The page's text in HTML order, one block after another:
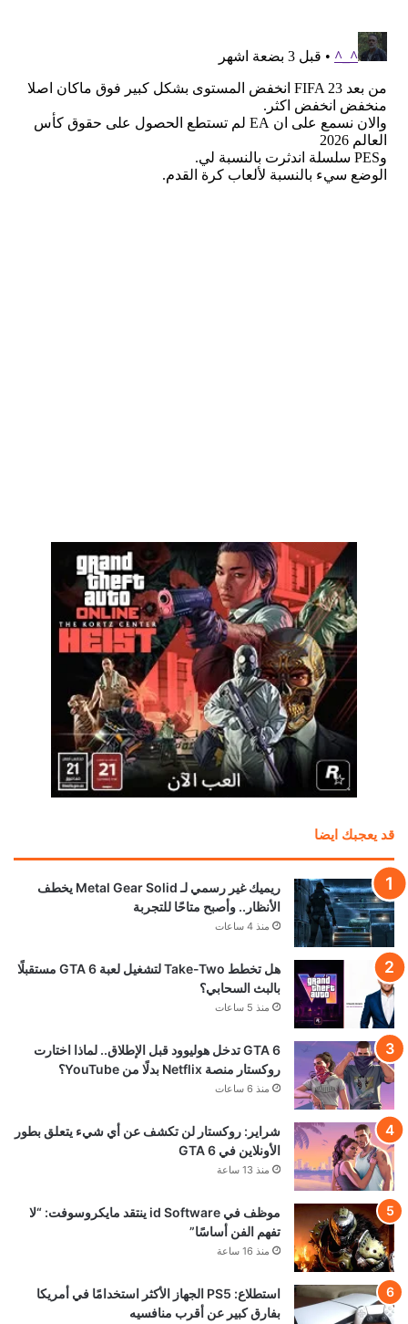
قد يعجبك ايضا
ريميك غير رسمي لـ Metal Gear Solid يخطف
الأنظار.. وأصبح متاحًا للتجربة
منذ 4 ساعات
هل تخطط Take-Two لتشغيل لعبة GTA 6 مستقبلًا
بالبث السحابي؟
منذ 5 ساعات
GTA 6 تدخل هوليوود قبل الإطلاق.. لماذا اختارت
روكستار منصة Netflix بدلًا من YouTube؟
منذ 6 ساعات
شراير: روكستار لن تكشف عن أي شيء يتعلق بطور
الأونلاين في GTA 6
منذ 13 ساعة
موظف في id Software ينتقد مايكروسوفت: “لا
تفهم الفن أساسًا”
منذ 16 ساعة
استطلاع: PS5 الجهاز الأكثر استخدامًا في أمريكا
بفارق كبير عن أقرب منافسيه